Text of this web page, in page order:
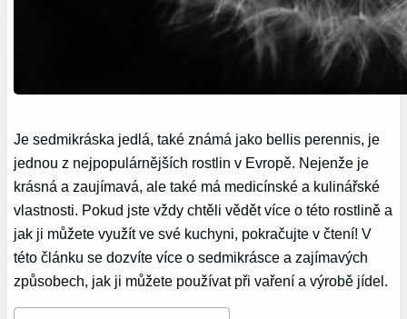
Je sedmikráska jedlá, také známá jako bellis perennis, je
jednou z nejpopulárnějších rostlin v Evropě. Nejenže je
krásná a zaujímavá, ale také má medicínské a kulinářské
vlastnosti. Pokud jste vždy chtěli vědět více o této rostlině a
jak ji můžete využít ve své kuchyni, pokračujte v čtení! V
této článku se dozvíte více o sedmikrásce a zajímavých
způsobech, jak ji můžete používat při vaření a výrobě jídel.